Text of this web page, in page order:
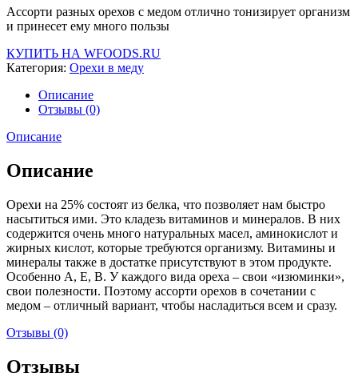
Ассорти разных орехов с медом отлично тонизирует организм
и принесет ему много пользы
КУПИТЬ НА WFOODS.RU
Категория: Орехи в меду
Описание
Отзывы (0)
Описание
Описание
Орехи на 25% состоят из белка, что позволяет нам быстро
насытиться ими. Это кладезь витаминов и минералов. В них
содержится очень много натуральных масел, аминокислот и
жирных кислот, которые требуются организму. Витамины и
минералы также в достатке присутствуют в этом продукте.
Особенно А, Е, В. У каждого вида ореха – свои «изюминки»,
свои полезности. Поэтому ассорти орехов в сочетании с
медом – отличный вариант, чтобы насладиться всем и сразу.
Отзывы (0)
Отзывы